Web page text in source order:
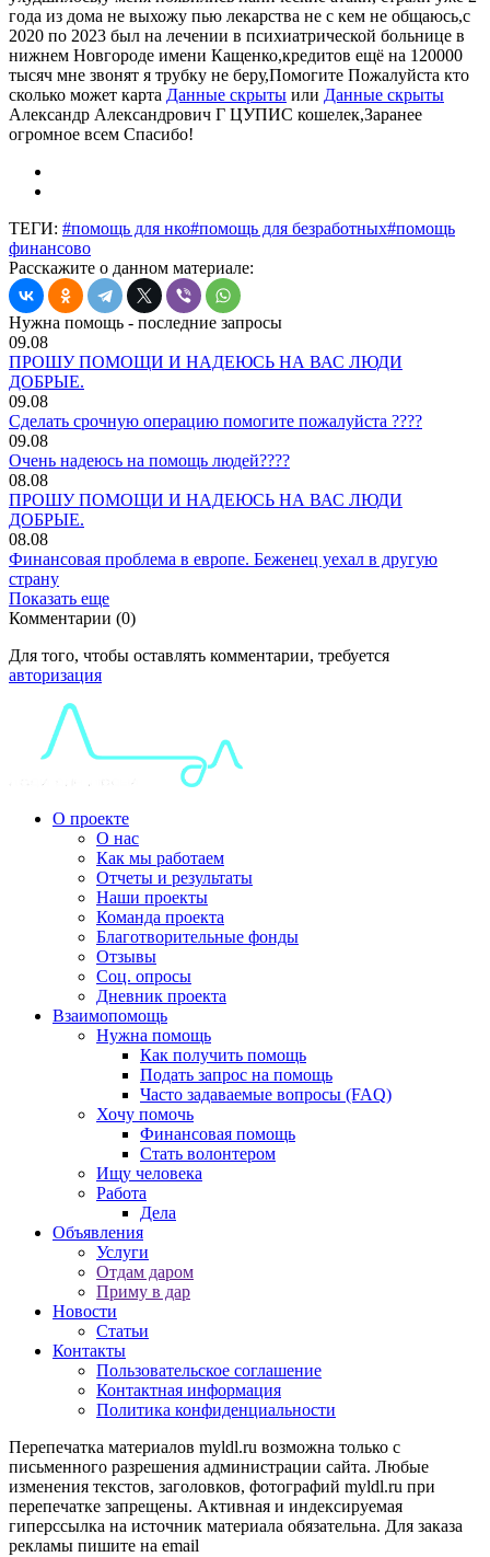
года из дома не выхожу пью лекарства не с кем не общаюсь,с
2020 по 2023 был на лечении в психиатрической больнице в
нижнем Новгороде имени Кащенко,кредитов ещё на 120000
тысяч мне звонят я трубку не беру,Помогите Пожалуйста кто
сколько может карта Данные скрыты или Данные скрыты
Александр Александрович Г ЦУПИС кошелек,Заранее
огромное всем Спасибо!
ТЕГИ: #помощь для нко#помощь для безработных#помощь
финансово
Расскажите о данном материале:
Нужна помощь - последние запросы
09.08
ПРОШУ ПОМОЩИ И НАДЕЮСЬ НА ВАС ЛЮДИ
ДОБРЫЕ.
09.08
Сделать срочную операцию помогите пожалуйста ????
09.08
Очень надеюсь на помощь людей????
08.08
ПРОШУ ПОМОЩИ И НАДЕЮСЬ НА ВАС ЛЮДИ
ДОБРЫЕ.
08.08
Финансовая проблема в европе. Беженец уехал в другую
страну
Показать еще
Комментарии (0)
Для того, чтобы оставлять комментарии, требуется
авторизация
О проекте
О нас
Как мы работаем
Отчеты и результаты
Наши проекты
Команда проекта
Благотворительные фонды
Отзывы
Соц. опросы
Дневник проекта
Взаимопомощь
Нужна помощь
Как получить помощь
Подать запрос на помощь
Часто задаваемые вопросы (FAQ)
Хочу помочь
Финансовая помощь
Стать волонтером
Ищу человека
Работа
Дела
Объявления
Услуги
Отдам даром
Приму в дар
Новости
Статьи
Контакты
Пользовательское соглашение
Контактная информация
Политика конфиденциальности
Перепечатка материалов myldl.ru возможна только с
письменного разрешения администрации сайта. Любые
изменения текстов, заголовков, фотографий myldl.ru при
перепечатке запрещены. Активная и индексируемая
гиперссылка на источник материала обязательна. Для заказа
рекламы пишите на еmail